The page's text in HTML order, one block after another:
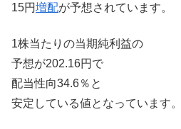
15円増配が予想されています。
1株当たりの当期純利益の
予想が202.16円で
配当性向34.6％と
安定している値となっています。